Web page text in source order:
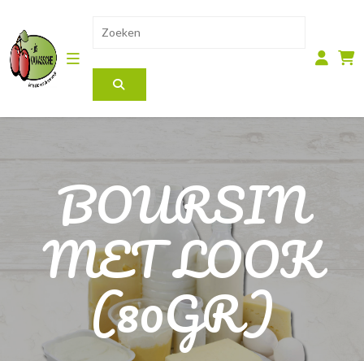
BOURSIN
MET LOOK
(80GR)